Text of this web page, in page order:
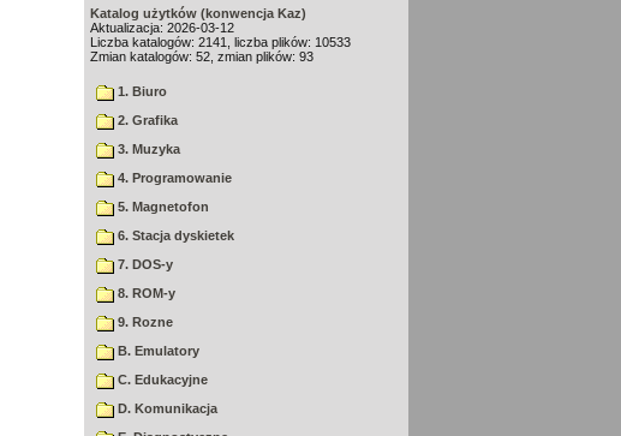
Katalog użytków (konwencja Kaz)
Aktualizacja: 2026-03-12
Liczba katalogów: 2141, liczba plików: 10533
Zmian katalogów: 52, zmian plików: 93
1. Biuro
2. Grafika
3. Muzyka
4. Programowanie
5. Magnetofon
6. Stacja dyskietek
7. DOS-y
8. ROM-y
9. Rozne
B. Emulatory
C. Edukacyjne
D. Komunikacja